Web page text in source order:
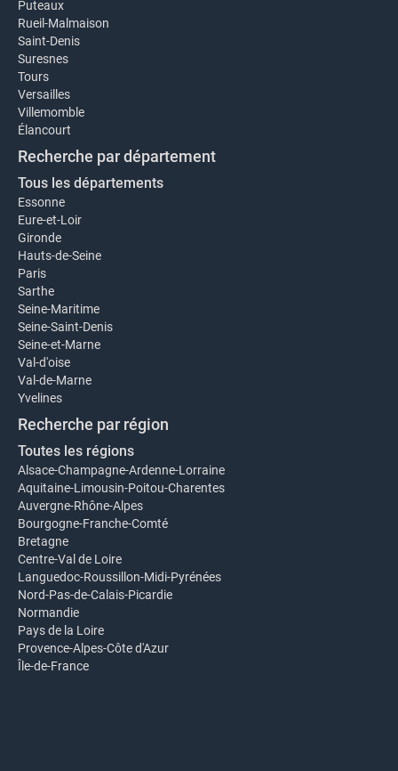
Puteaux
Rueil-Malmaison
Saint-Denis
Suresnes
Tours
Versailles
Villemomble
Élancourt
Recherche par département
Tous les départements
Essonne
Eure-et-Loir
Gironde
Hauts-de-Seine
Paris
Sarthe
Seine-Maritime
Seine-Saint-Denis
Seine-et-Marne
Val-d'oise
Val-de-Marne
Yvelines
Recherche par région
Toutes les régions
Alsace-Champagne-Ardenne-Lorraine
Aquitaine-Limousin-Poitou-Charentes
Auvergne-Rhône-Alpes
Bourgogne-Franche-Comté
Bretagne
Centre-Val de Loire
Languedoc-Roussillon-Midi-Pyrénées
Nord-Pas-de-Calais-Picardie
Normandie
Pays de la Loire
Provence-Alpes-Côte d'Azur
Île-de-France